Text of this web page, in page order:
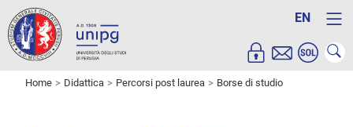
EN
Home Didattica Percorsi post laurea Borse di studio